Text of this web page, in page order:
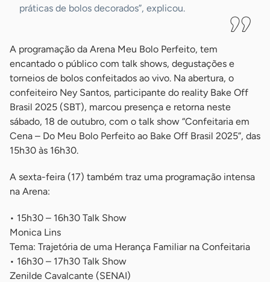
práticas de bolos decorados”, explicou.
A programação da Arena Meu Bolo Perfeito, tem
encantado o público com talk shows, degustações e
torneios de bolos confeitados ao vivo. Na abertura, o
confeiteiro Ney Santos, participante do reality Bake Off
Brasil 2025 (SBT), marcou presença e retorna neste
sábado, 18 de outubro, com o talk show “Confeitaria em
Cena – Do Meu Bolo Perfeito ao Bake Off Brasil 2025”, das
15h30 às 16h30.
A sexta-feira (17) também traz uma programação intensa
na Arena:
• 15h30 – 16h30 Talk Show
Monica Lins
Tema: Trajetória de uma Herança Familiar na Confeitaria
• 16h30 – 17h30 Talk Show
Zenilde Cavalcante (SENAI)